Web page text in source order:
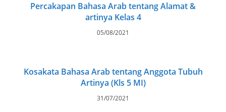
Percakapan Bahasa Arab tentang Alamat &
artinya Kelas 4
05/08/2021
Kosakata Bahasa Arab tentang Anggota Tubuh
Artinya (Kls 5 MI)
31/07/2021